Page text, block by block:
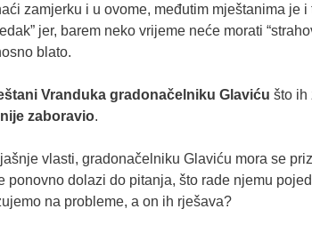
zamjerku i u ovome, međutim mještanima je
jer, barem neko vrijeme neće morati
blato.
Vranduka gradonačelniku Glaviću što ih
nije zaboravio.
vlasti, gradonačelniku Glaviću mora se
ponovno dolazi do pitanja, što rade njemu
na probleme, a on ih rješava?